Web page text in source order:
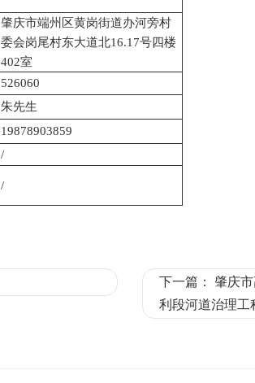
肇庆市端州区黄岗街道办河旁村
委会岗尾村东大道北16.17号四楼
402室
526060
朱先生
19878903859
/
/
下一篇： 肇庆
利段河道治理工